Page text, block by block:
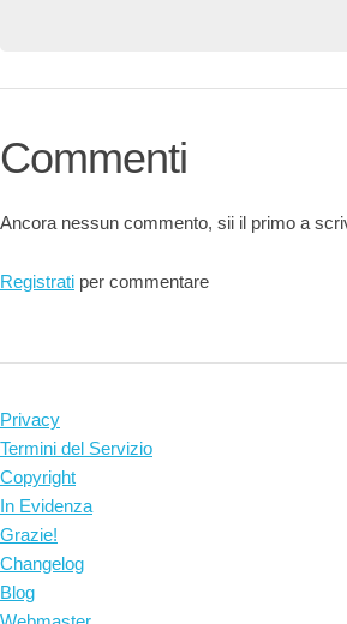
Commenti
Ancora nessun commento, sii il primo a
Registrati per commentare
Privacy
Termini del Servizio
Copyright
In Evidenza
Grazie!
Changelog
Blog